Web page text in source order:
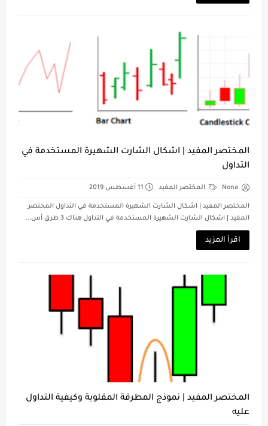
المختصر المفيد | اشكال الشارت الشهيرة المستخدمة في
التداول
Nona المختصر المفيد 11 أغسطس 2019
المختصر المفيد | اشكال الشارت الشهيرة المستخدمة في التداول المختصر
المفيد | اشكال الشارت الشهيرة المستخدمة في التداول هناك 3 طرق أس...
اقرأ المزيد
المختصر المفيد | نموذج المطرقة المقلوبة وكيفية التداول
عليه